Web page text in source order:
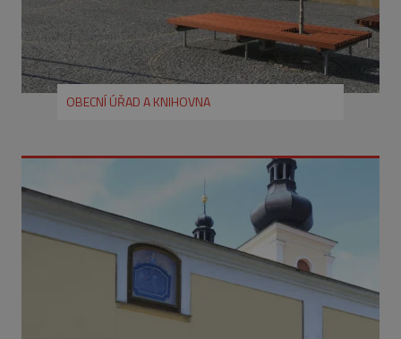
OBECNÍ ÚŘAD A KNIHOVNA